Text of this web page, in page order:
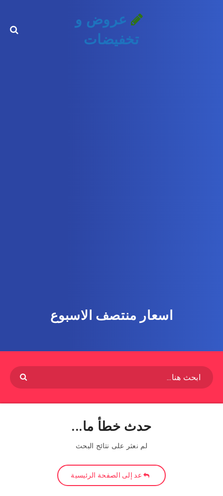
عروض و
تخفيضات
اسعار منتصف الاسبوع
حدث خطأ ما...
لم نعثر على نتائج البحث
عد إلى الصفحة الرئيسية